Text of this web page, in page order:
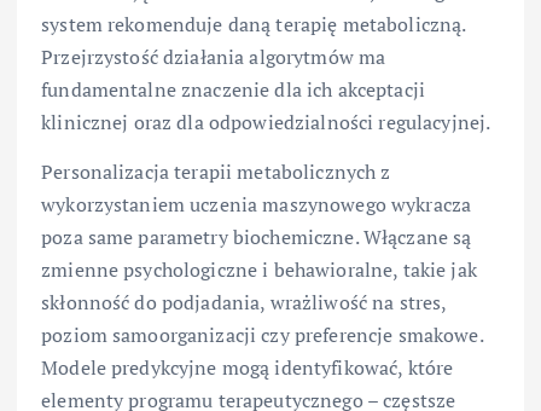
system rekomenduje daną terapię metaboliczną.
Przejrzystość działania algorytmów ma
fundamentalne znaczenie dla ich akceptacji
klinicznej oraz dla odpowiedzialności regulacyjnej.
Personalizacja terapii metabolicznych z
wykorzystaniem uczenia maszynowego wykracza
poza same parametry biochemiczne. Włączane są
zmienne psychologiczne i behawioralne, takie jak
skłonność do podjadania, wrażliwość na stres,
poziom samoorganizacji czy preferencje smakowe.
Modele predykcyjne mogą identyfikować, które
elementy programu terapeutycznego – częstsze